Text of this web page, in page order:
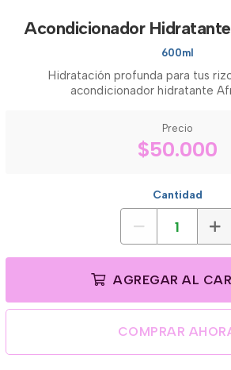
Acondicionador
600ml
Hidratación profunda para tus
acondicionador hidratante
Precio
$50.000
Cantidad
AGREGAR AL
COMPRAR